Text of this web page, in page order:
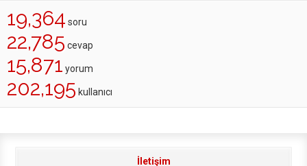
19,364 soru
22,785 cevap
15,871 yorum
202,195 kullanıcı
İletişim